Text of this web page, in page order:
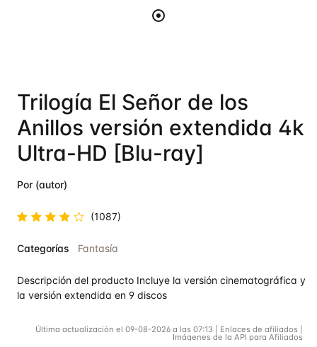
Trilogía El Señor de los
Anillos versión extendida 4k
Ultra-HD [Blu-ray]
Por (autor)
en4.8de
(1087)
Categorías Fantasía
Descripción del producto Incluye la versión cinematográfica y
la versión extendida en 9 discos
Última actualización el 09-08-2026 a las 07:13 | Enlaces de afiliados |
Imágenes de la API para Afiliados